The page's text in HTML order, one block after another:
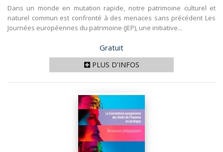
Dans un monde en mutation rapide, notre patrimoine culturel et
naturel commun est confronté à des menaces sans précédent Les
Journées européennes du patrimoine (JEP), une initiative...
Prix
Gratuit
PLUS D'INFOS